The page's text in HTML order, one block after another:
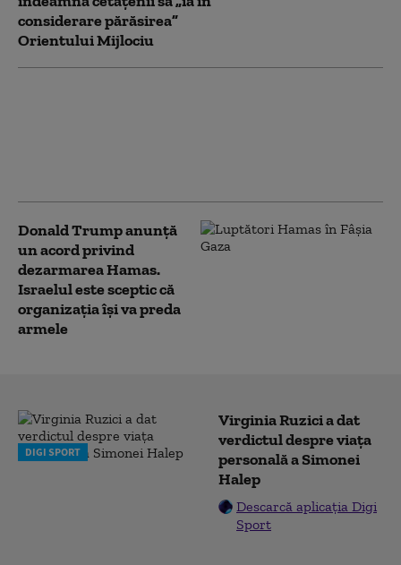
considerare părăsirea”
Orientului Mijlociu
Donald Trump anunță
un acord privind
dezarmarea Hamas.
Israelul este sceptic că
organizația își va preda
armele
DIGI SPORT
Virginia Ruzici a dat
verdictul despre viața
personală a Simonei
Halep
Descarcă aplicația Digi
Sport